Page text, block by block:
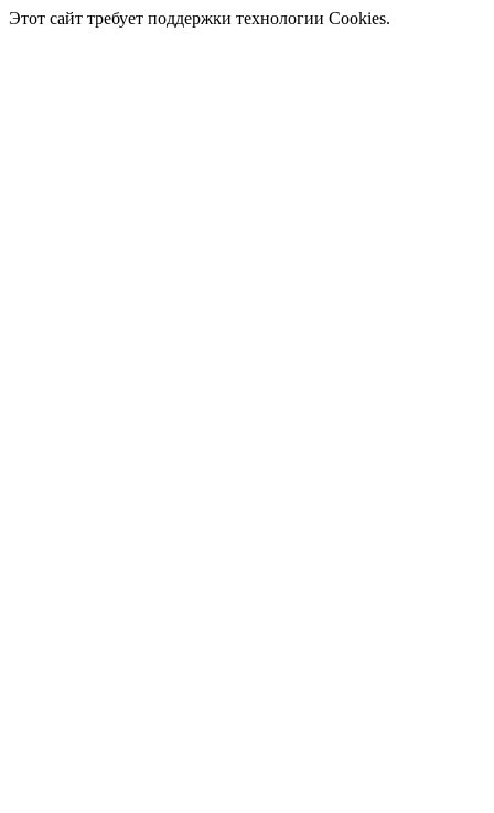
Этот сайт требует поддержки технологии Cookies.